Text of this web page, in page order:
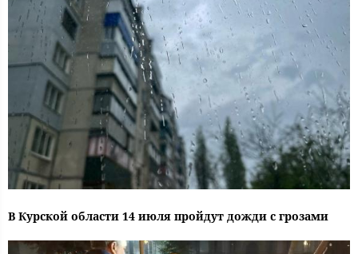
В Курской области 14 июля пройдут дожди с грозами